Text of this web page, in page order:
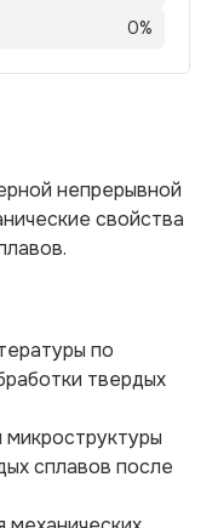
0%
непрерывной
свойства
по
твердых
микроструктуры
сплавов после